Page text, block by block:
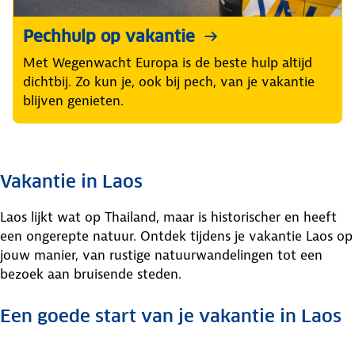
Pechhulp op vakantie
Met Wegenwacht Europa is de beste hulp altijd
dichtbij. Zo kun je, ook bij pech, van je vakantie
blijven genieten.
Vakantie in Laos
Laos lijkt wat op Thailand, maar is historischer en heeft
een ongerepte natuur. Ontdek tijdens je vakantie Laos op
jouw manier, van rustige natuurwandelingen tot een
bezoek aan bruisende steden.
Een goede start van je vakantie in Laos